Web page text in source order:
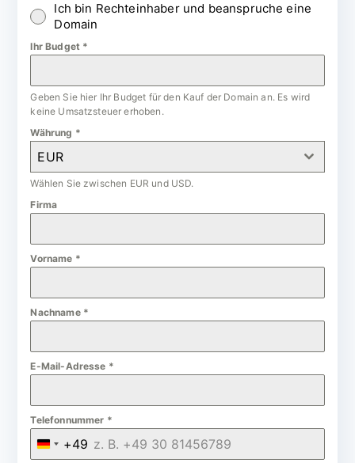
Ich bin Rechteinhaber und beanspruche eine
Domain
Ihr Budget *
Geben Sie hier Ihr Budget für den Kauf der Domain an. Es wird
keine Umsatzsteuer erhoben.
Währung *
EUR
Wählen Sie zwischen EUR und USD.
Firma
Vorname *
Nachname *
E-Mail-Adresse *
Telefonnummer *
G
+49